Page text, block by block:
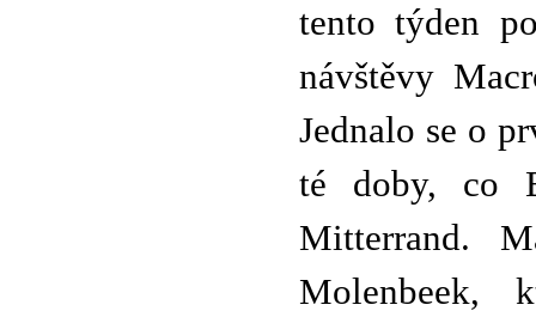
tento týden
návštěvy
Jednalo se o
té doby, co
Mitterrand.
Molenbeek,